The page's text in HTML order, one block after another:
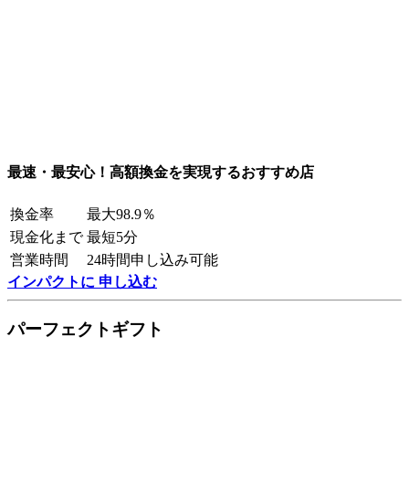
最速・最安心！高額換金を実現するおすすめ店
換金率
最大98.9％
現金化まで 最短5分
営業時間
24時間申し込み可能
インパクトに 申し込む
パーフェクトギフト